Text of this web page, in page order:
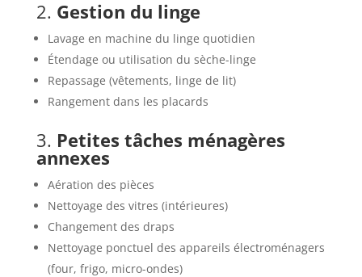
2. Gestion du linge
Lavage en machine du linge quotidien
Étendage ou utilisation du sèche-linge
Repassage (vêtements, linge de lit)
Rangement dans les placards
3. Petites tâches ménagères
annexes
Aération des pièces
Nettoyage des vitres (intérieures)
Changement des draps
Nettoyage ponctuel des appareils électroménagers
(four, frigo, micro-ondes)